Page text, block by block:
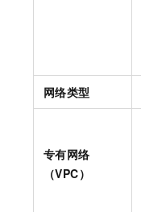
网络类型
专有网络
（VPC）